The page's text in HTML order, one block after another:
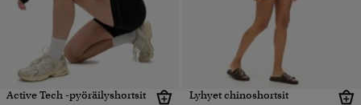
Active Tech -pyöräilyshortsit
Lyhyet chinoshortsit